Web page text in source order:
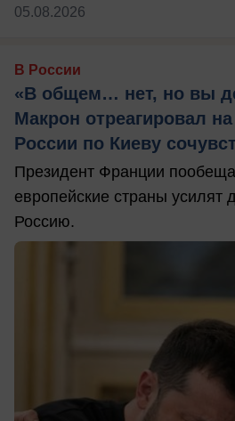
05.08.2026
В России
«В общем… нет, но вы
Макрон отреагировал
России по Киеву
Президент Франции
европейские страны усилят
Россию.